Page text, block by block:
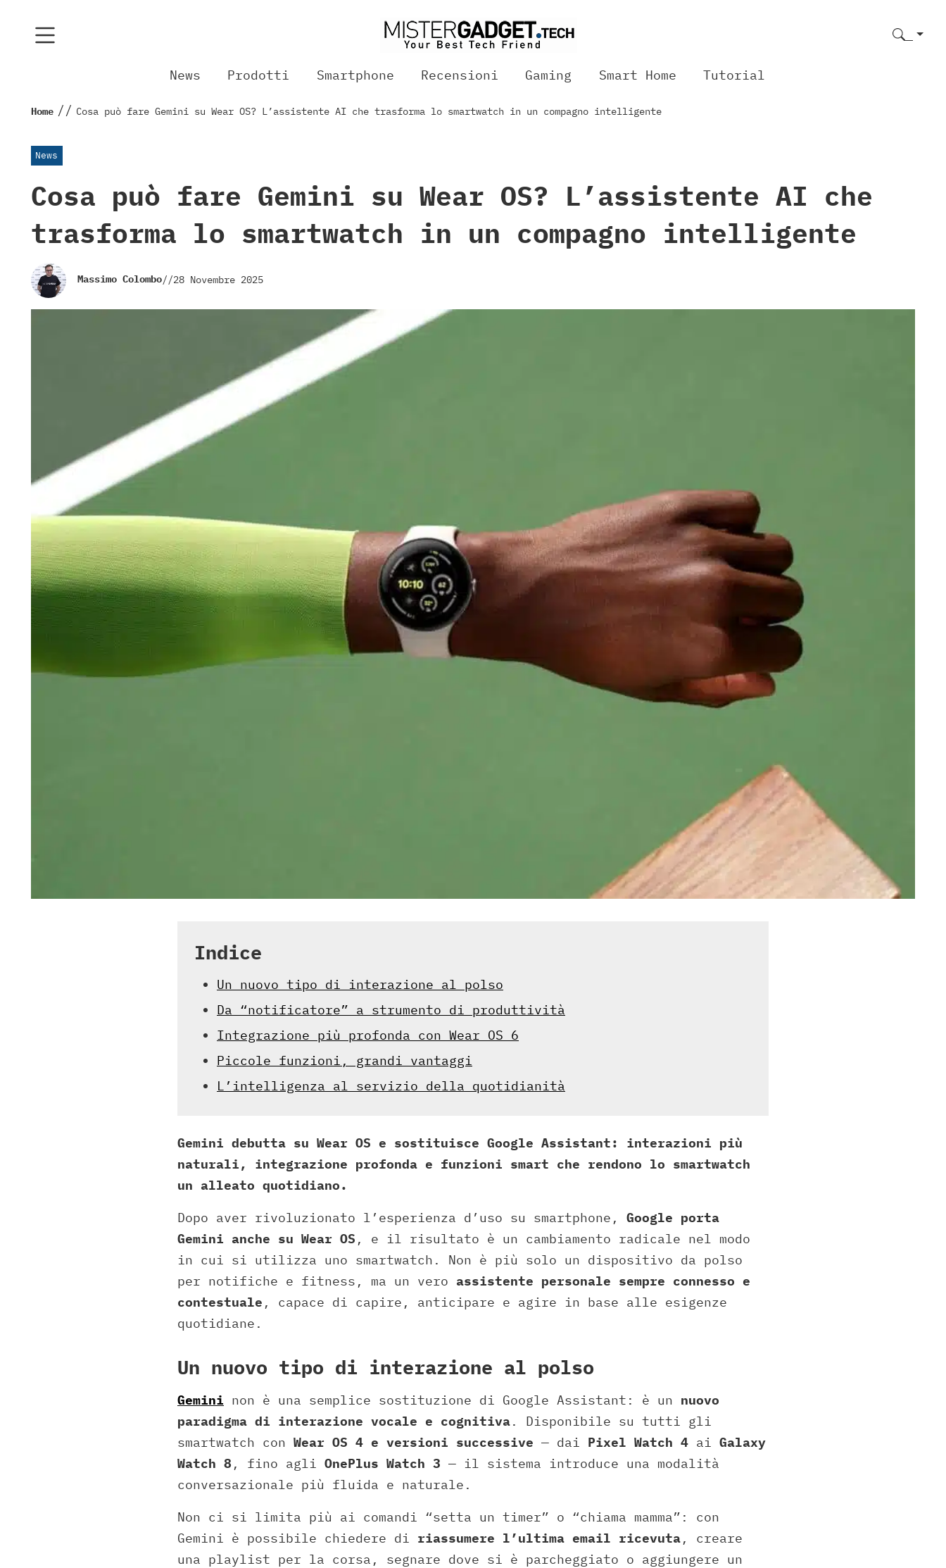
News Prodotti Smartphone Recensioni Gaming Smart Home Tutorial
Home // Cosa può fare Gemini su Wear OS? L’assistente AI che trasforma lo smartwatch in un compagno intelligente
News
Cosa può fare Gemini su Wear OS? L’assistente AI che
trasforma lo smartwatch in un compagno intelligente
Massimo Colombo//28 Novembre 2025
Indice
Un nuovo tipo di interazione al polso
Da “notificatore” a strumento di produttività
Integrazione più profonda con Wear OS 6
Piccole funzioni, grandi vantaggi
L’intelligenza al servizio della quotidianità
Gemini debutta su Wear OS e sostituisce Google Assistant: interazioni più
naturali, integrazione profonda e funzioni smart che rendono lo smartwatch
un alleato quotidiano.
Dopo aver rivoluzionato l’esperienza d’uso su smartphone, Google porta
Gemini anche su Wear OS , e il risultato è un cambiamento radicale nel modo
in cui si utilizza uno smartwatch. Non è più solo un dispositivo da polso
per notifiche e fitness, ma un vero assistente personale sempre connesso e
contestuale , capace di capire, anticipare e agire in base alle esigenze
quotidiane.
Un nuovo tipo di interazione al polso
Gemini non è una semplice sostituzione di Google Assistant: è un nuovo
paradigma di interazione vocale e cognitiva. Disponibile su tutti gli
smartwatch con Wear OS 4 e versioni successive — dai Pixel Watch 4 ai Galaxy
Watch 8, fino agli OnePlus Watch 3 — il sistema introduce una modalità
conversazionale più fluida e naturale.
Non ci si limita più ai comandi “setta un timer” o “chiama mamma”: con
Gemini è possibile chiedere di riassumere l’ultima email ricevuta, creare
una playlist per la corsa, segnare dove si è parcheggiato o aggiungere un